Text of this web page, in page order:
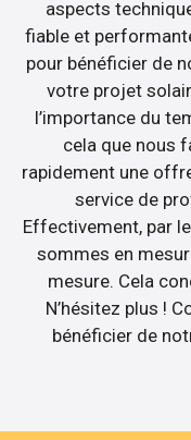
aspects
fiable et
pour bénéficier de
votre projet
l’importance du
cela que nous
rapidement une
service de
Effectivement, par
sommes en
mesure. Cela
N’hésitez plus !
bénéficier de